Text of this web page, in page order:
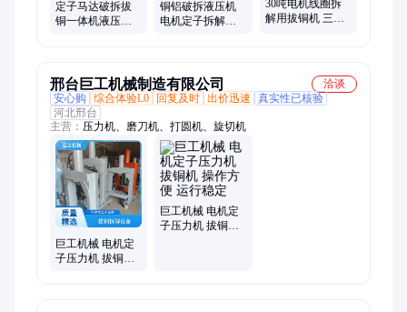
定子马达破拆拔
铜一体机液压电
铜铝破拆液压机
电机定子拆解压
30吨电机线圈拆
解用拔铜机 三合
邢台巨工机械制造有限公司
洽谈
安心购
综合体验L0 回复及时 出价迅速
真实性已核验
河北邢台
主营： 压力机、磨刀机、打圆机、旋切机
巨工机械 电机定
子压力机 拔铜机
巨工机械 电机定
子压力机 拔铜机